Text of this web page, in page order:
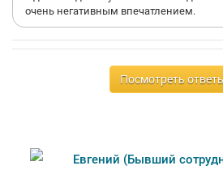
очень негативным впечатлением.
Посмотреть
Евгений (Бывший